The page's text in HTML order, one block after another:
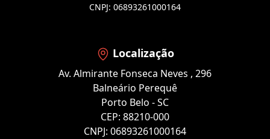
CNPJ: 06893261000164
Localização
Av. Almirante Fonseca Neves , 296
Balneário Perequê
Porto Belo - SC
CEP: 88210-000
CNPJ: 06893261000164